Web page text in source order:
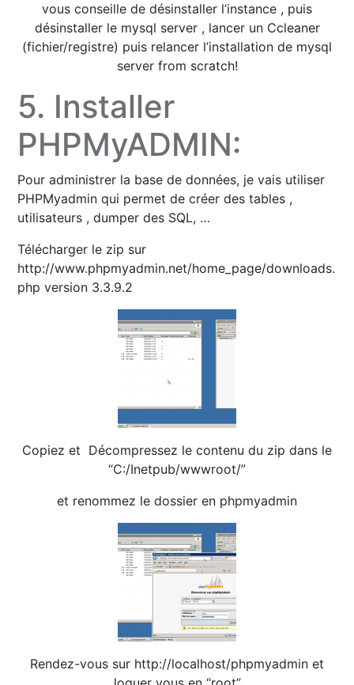
vous conseille de désinstaller l’instance , puis
désinstaller le mysql server , lancer un Ccleaner
(fichier/registre) puis relancer l’installation de mysql
server from scratch!
5. Installer
PHPMyADMIN:
Pour administrer la base de données, je vais utiliser
PHPMyadmin qui permet de créer des tables ,
utilisateurs , dumper des SQL, …
Télécharger le zip sur
http://www.phpmyadmin.net/home_page/downloads.
php version 3.3.9.2
Copiez et Décompressez le contenu du zip dans le
“C:/Inetpub/wwwroot/”
et renommez le dossier en phpmyadmin
Rendez-vous sur http://localhost/phpmyadmin et